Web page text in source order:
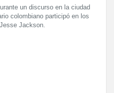
un discurso en la ciudad
colombiano participó en los
Jackson.